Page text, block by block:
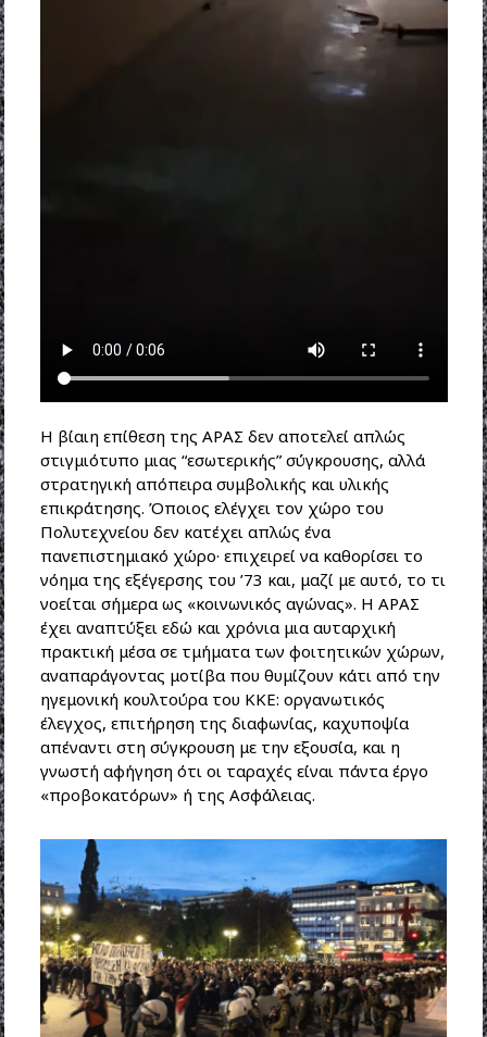
Η βίαιη επίθεση της ΑΡΑΣ δεν αποτελεί απλώς
στιγμιότυπο μιας “εσωτερικής” σύγκρουσης, αλλά
στρατηγική απόπειρα συμβολικής και υλικής
επικράτησης. Όποιος ελέγχει τον χώρο του
Πολυτεχνείου δεν κατέχει απλώς ένα
πανεπιστημιακό χώρο· επιχειρεί να καθορίσει το
νόημα της εξέγερσης του ’73 και, μαζί με αυτό, το τι
νοείται σήμερα ως «κοινωνικός αγώνας». Η ΑΡΑΣ
έχει αναπτύξει εδώ και χρόνια μια αυταρχική
πρακτική μέσα σε τμήματα των φοιτητικών χώρων,
αναπαράγοντας μοτίβα που θυμίζουν κάτι από την
ηγεμονική κουλτούρα του ΚΚΕ: οργανωτικός
έλεγχος, επιτήρηση της διαφωνίας, καχυποψία
απέναντι στη σύγκρουση με την εξουσία, και η
γνωστή αφήγηση ότι οι ταραχές είναι πάντα έργο
«προβοκατόρων» ή της Ασφάλειας.